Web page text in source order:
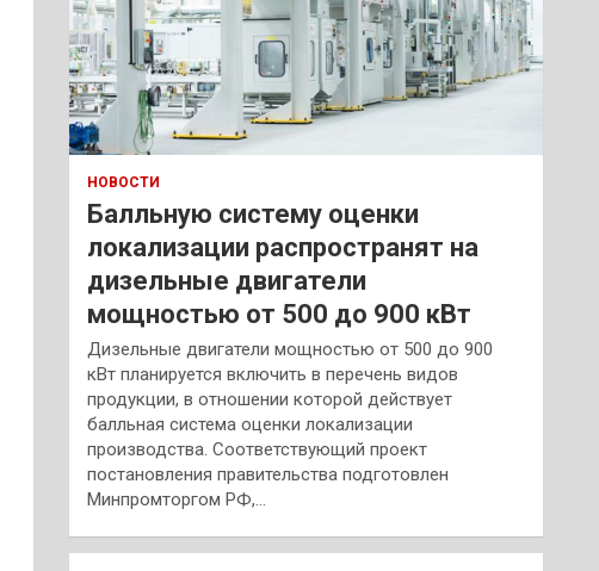
НОВОСТИ
Балльную систему оценки
локализации распространят на
дизельные двигатели
мощностью от 500 до 900 кВт
Дизельные двигатели мощностью от 500 до 900
кВт планируется включить в перечень видов
продукции, в отношении которой действует
балльная система оценки локализации
производства. Соответствующий проект
постановления правительства подготовлен
Минпромторгом РФ,…